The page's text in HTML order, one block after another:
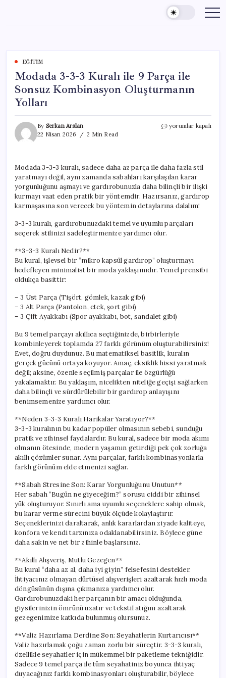
content
EĞITIM
Modada 3-3-3 Kuralı ile 9 Parça ile
Sonsuz Kombinasyon Oluşturmanın
Yolları
By Serkan Arslan
22 Nisan 2026
2 Min Read
Modada
ile
9
Parça
ile
Sonsuz
Oluşturmanın
Yolları
yorumlar kapalı
Modada 3-3-3 kuralı, sadece daha az parça ile daha fazla stil
yaratmayı değil, aynı zamanda sabahları karşılaşılan karar
yorgunluğunu aşmayı ve gardırobunuzla daha bilinçli bir ilişki
kurmayı vaat eden pratik bir yöntemdir. Hazırsanız, gardırop
karmaşasına son verecek bu yöntemin detaylarına dalalım!
3-3-3 kuralı, gardırobunuzdaki temel ve uyumlu parçaları
seçerek stilinizi sadeleştirmenize yardımcı olur.
**3-3-3 Kuralı Nedir?**
Bu kural, işlevsel bir “mikro kapsül gardırop” oluşturmayı
hedefleyen minimalist bir moda yaklaşımıdır. Temel prensibi
oldukça basittir:
– 3 Üst Parça (Tişört, gömlek, kazak gibi)
– 3 Alt Parça (Pantolon, etek, şort gibi)
– 3 Çift Ayakkabı (Spor ayakkabı, bot, sandalet gibi)
Bu 9 temel parçayı akıllıca seçtiğinizde, birbirleriyle
kombinleyerek toplamda 27 farklı görünüm oluşturabilirsiniz!
Evet, doğru duydunuz. Bu matematiksel basitlik, kuralın
gerçek gücünü ortaya koyuyor. Amaç, eksiklik hissi yaratmak
değil; aksine, özenle seçilmiş parçalar ile özgürlüğü
yakalamaktır. Bu yaklaşım, nicelikten niteliğe geçişi sağlarken
daha bilinçli ve sürdürülebilir bir gardırop anlayışını
benimsemenize yardımcı olur.
**Neden 3-3-3 Kuralı Harikalar Yaratıyor?**
3-3-3 kuralının bu kadar popüler olmasının sebebi, sunduğu
pratik ve zihinsel faydalardır. Bu kural, sadece bir moda akımı
olmanın ötesinde, modern yaşamın getirdiği pek çok zorluğa
akıllı çözümler sunar. Aynı parçalar, farklı kombinasyonlarla
farklı görünüm elde etmenizi sağlar.
**Sabah Stresine Son: Karar Yorgunluğunu Unutun**
Her sabah “Bugün ne giyeceğim?” sorusu ciddi bir zihinsel
yük oluşturuyor. Sınırlı ama uyumlu seçeneklere sahip olmak,
bu karar verme sürecini büyük ölçüde kolaylaştırır.
Seçeneklerinizi daraltarak, anlık kararlardan ziyade kaliteye,
konfora ve kendi tarzınıza odaklanabilirsiniz. Böylece güne
daha sakin ve net bir zihinle başlarsınız.
**Akıllı Alışveriş, Mutlu Gezegen**
Bu kural “daha az al, daha iyi giyin” felsefesini destekler.
İhtiyacınız olmayan dürtüsel alışverişleri azaltarak hızlı moda
döngüsünün dışına çıkmanıza yardımcı olur.
Gardırobunuzdaki her parçanın bir amacı olduğunda,
giysilerinizin ömrünü uzatır ve tekstil atığını azaltarak
gezegenimize katkıda bulunmuş olursunuz.
**Valiz Hazırlama Derdine Son: Seyahatlerin Kurtarıcısı**
Valiz hazırlamak çoğu zaman zorlu bir süreçtir. 3-3-3 kuralı,
özellikle seyahatler için mükemmel bir paketleme tekniğidir.
Sadece 9 temel parça ile tüm seyahatiniz boyunca ihtiyaç
duyacağınız farklı kombinasyonları oluşturabilir, böylece